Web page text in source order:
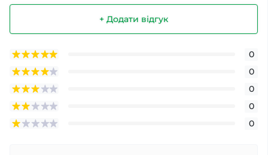
+ Додати відгук
0
0
0
0
0